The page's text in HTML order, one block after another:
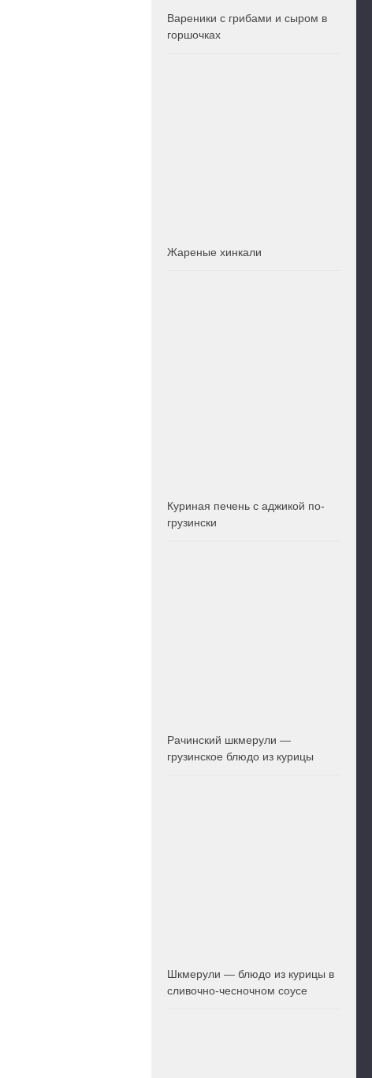
Вареники с грибами и сыром в
горшочках
Жареные хинкали
Куриная печень с аджикой по-
грузински
Рачинский шкмерули —
грузинское блюдо из курицы
Шкмерули — блюдо из курицы в
сливочно-чесночном соусе